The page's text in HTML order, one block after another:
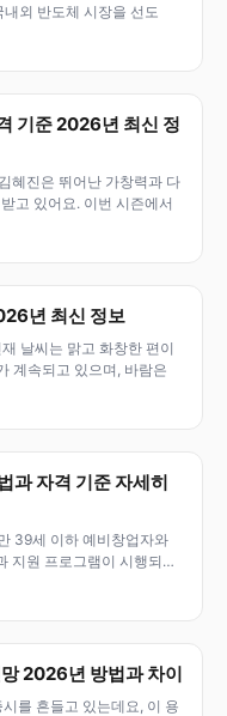
외 반도체 시장을 선도
기준 2026년 최신 정
혜진은 뛰어난 가창력과 다
고 있어요. 이번 시즌에서
년 최신 정보
날씨는 맑고 화창한 편이
계속되고 있으며, 바람은
과 자격 기준 자세히
39세 이하 예비창업자와
지원 프로그램이 시행되고
2026년 방법과 차이
를 흔들고 있는데요, 이 용